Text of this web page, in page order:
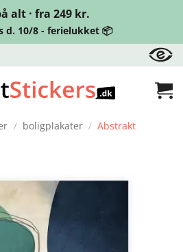
alt · fra 249 kr.
d. 10/8 - ferielukket 📦
/ boligplakater / Abstrakt